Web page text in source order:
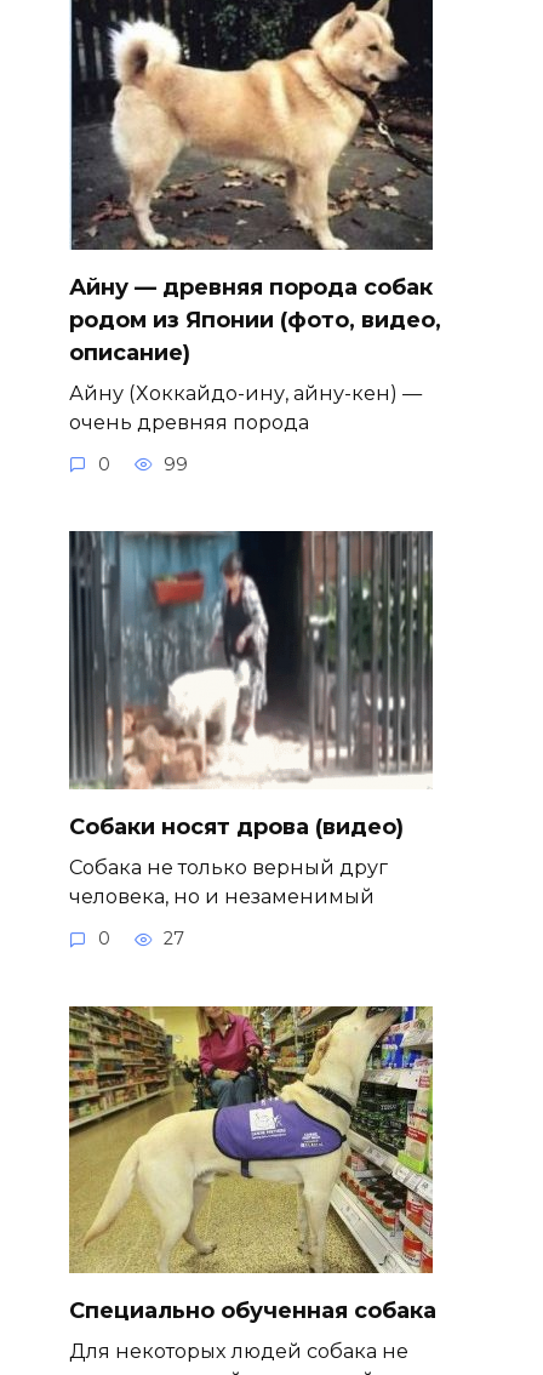
Айну — древняя порода собак
родом из Японии (фото, видео,
описание)
Айну (Хоккайдо-ину, айну-кен) —
очень древняя порода
0 99
Собаки носят дрова (видео)
Собака не только верный друг
человека, но и незаменимый
0 27
Специально обученная собака
Для некоторых людей собака не